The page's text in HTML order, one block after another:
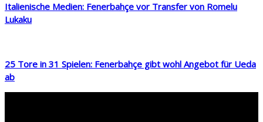
Italienische Medien: Fenerbahçe vor Transfer von Romelu
Lukaku
25 Tore in 31 Spielen: Fenerbahçe gibt wohl Angebot für Ueda
ab